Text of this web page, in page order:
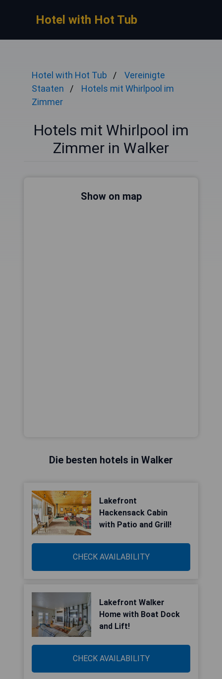
Hotel with Hot Tub
Hotel with Hot Tub
Vereinigte
Staaten
Hotels mit Whirlpool im
Zimmer
Hotels mit Whirlpool im
Zimmer in Walker
Show on map
Die besten hotels in Walker
Lakefront
Hackensack Cabin
with Patio and Grill!
CHECK AVAILABILITY
Lakefront Walker
Home with Boat Dock
and Lift!
CHECK AVAILABILITY